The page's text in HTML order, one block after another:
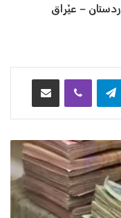
– عێراق
Telegram